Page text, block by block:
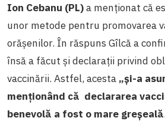
Ion Cebanu (PL)a menționat că
unor metode pentru promovarea
orășenilor. În răspuns Gîlcă a
însă a făcut și declarații privind
vaccinării. Astfel, acesta „și-a
menționând că declararea
benevolă a fost o mare greșeală